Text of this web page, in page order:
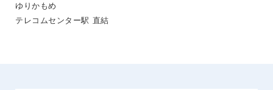
ゆりかもめ
テレコムセンター駅 直結